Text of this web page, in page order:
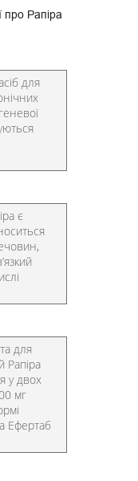
про Рапіра
для
є
для
Рапіра
у двох
мг
Ефертаб